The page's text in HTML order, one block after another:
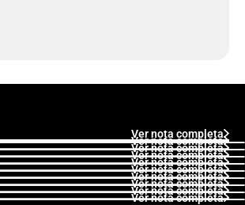
Ver nota completa
Ver nota completa
Ver nota completa
Ver nota completa
Ver nota completa
Ver nota completa
Ver nota completa
Ver nota completa
Ver nota completa
Ver nota completa